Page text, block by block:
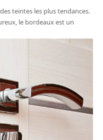
teintes les plus tendances.
le bordeaux est un